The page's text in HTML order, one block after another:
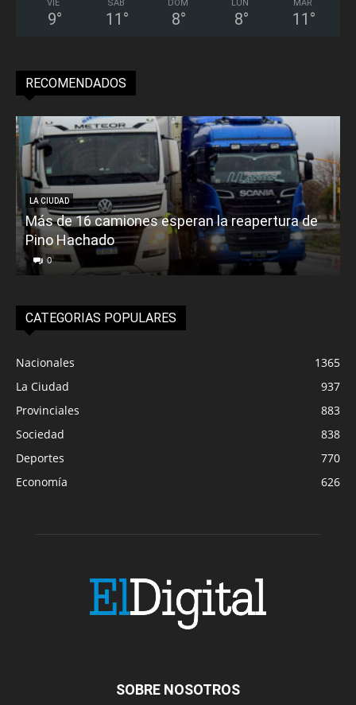
VIE
9°
SÁB
11 °
DOM
8°
LUN
8°
MAR
11 °
RECOMENDADOS
LA CIUDAD
Más de 16 camiones esperan la reapertura de
Pino Hachado
0
CATEGORIAS POPULARES
Nacionales
1365
La Ciudad
937
Provinciales
883
Sociedad
838
Deportes
770
Economía
626
SOBRE NOSOTROS